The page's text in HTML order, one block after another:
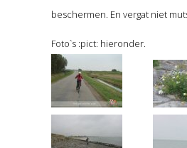
beschermen. En vergat niet
Foto`s :pict: hieronder.